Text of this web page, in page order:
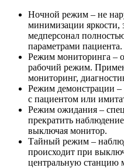
Ночной режим – не
минимизации яркости,
медперсонал
параметрами пациента.
Режим мониторинга –
рабочий режим.
мониторинг,
Режим демонстрации –
с пациентом или
Режим ожидания –
прекратить
выключая монитор.
Тайный режим –
происходит при
центральную станцию